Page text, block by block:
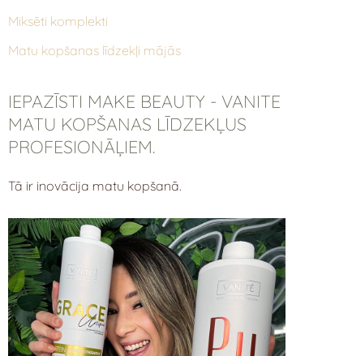
Miksēti komplekti
Matu kopšanas līdzekļi mājās
IEPAZĪSTI MAKE BEAUTY - VANITE
MATU KOPŠANAS LĪDZEKĻUS
PROFESIONĀĻIEM.
Tā ir inovācija matu kopšanā.